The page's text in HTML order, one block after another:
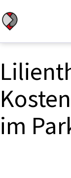
Inhalt
springen
im